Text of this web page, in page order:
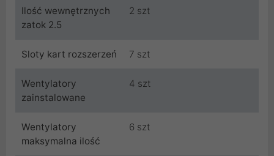
Ilość wewnętrznych
zatok 2.5
2 szt
Sloty kart rozszerzeń 7 szt
Wentylatory
zainstalowane
4 szt
Wentylatory
maksymalna ilość
6 szt